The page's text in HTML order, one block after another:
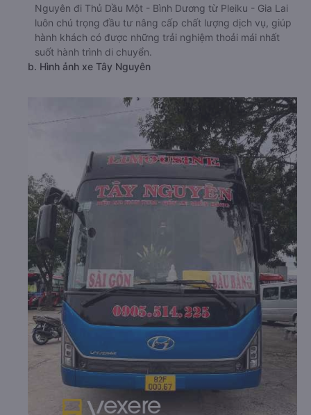
Nguyên đi Thủ Dầu Một - Bình Dương từ Pleiku - Gia Lai
luôn chú trọng đầu tư nâng cấp chất lượng dịch vụ, giúp
hành khách có được những trải nghiệm thoải mái nhất
suốt hành trình di chuyển.
b. Hình ảnh xe Tây Nguyên